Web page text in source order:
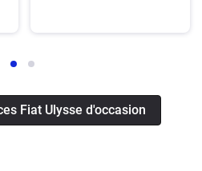
Fiat Ulysse d'occasion